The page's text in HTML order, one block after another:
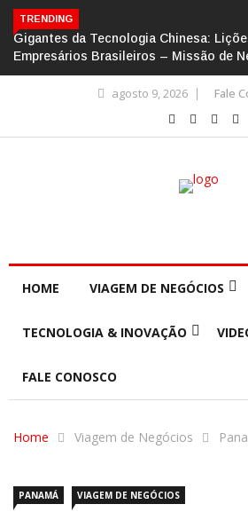
TRENDING
Gigantes da Tecnologia Chinesa:
Empresários Brasileiros – Missão de
agosto 9, 2026 Fale
HOME VIAGEM DE NEGÓCIOS
TECNOLOGIA & INOVAÇÃO
FALE CONOSCO
Home Viagem de Negócios
PANAMÁ VIAGEM DE NEGÓCIOS